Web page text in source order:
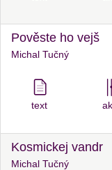
Pověste ho vejš
Michal Tučný
text
Kosmickej vandr
Michal Tučný